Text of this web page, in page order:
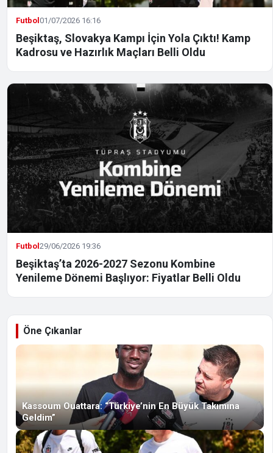
Futbol01/07/2026 16:16
Beşiktaş, Slovakya Kampı İçin Yola Çıktı! Kamp
Kadrosu ve Hazırlık Maçları Belli Oldu
Futbol29/06/2026 19:36
Beşiktaş’ta 2026-2027 Sezonu Kombine
Yenileme Dönemi Başlıyor: Fiyatlar Belli Oldu
Öne Çıkanlar
Kassoum Ouattara: “Türkiye’nin En Büyük Takımına
Geldim”